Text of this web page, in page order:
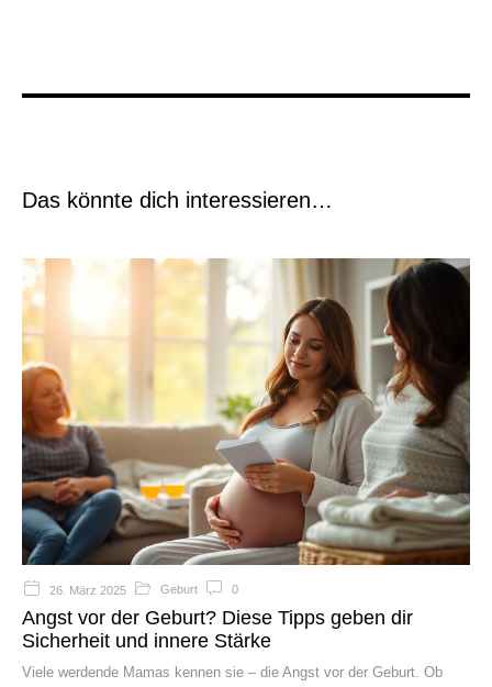
Das könnte dich interessieren…
26. März 2025 Geburt 0
Angst vor der Geburt? Diese Tipps geben dir
Sicherheit und innere Stärke
Viele werdende Mamas kennen sie – die Angst vor der Geburt. Ob